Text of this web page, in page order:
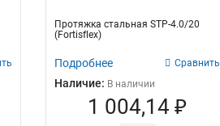
Протяжка стальная STP-4.0/20
(Fortisflex)
Подробнее Сравнить
Наличие: В наличии
1 004,14 ₽